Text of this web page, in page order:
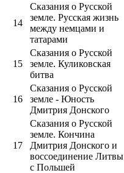
14
Сказания о Русской
земле. Русская жизнь
между немцами и
татарами
15
Сказания о Русской
земле. Куликовская
битва
16
Сказания о Русской
земле - Юность
Дмитрия Донского
17
Сказания о Русской
земле. Кончина
Дмитрия Донского и
воссоединение Литвы
с Польшей